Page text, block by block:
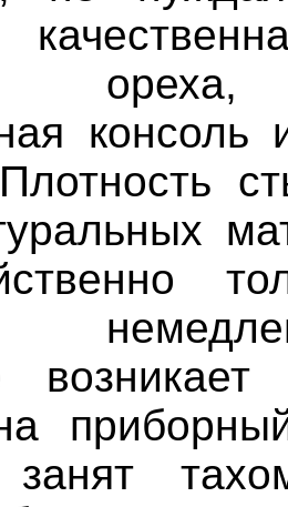
ореха,
возникает
занят